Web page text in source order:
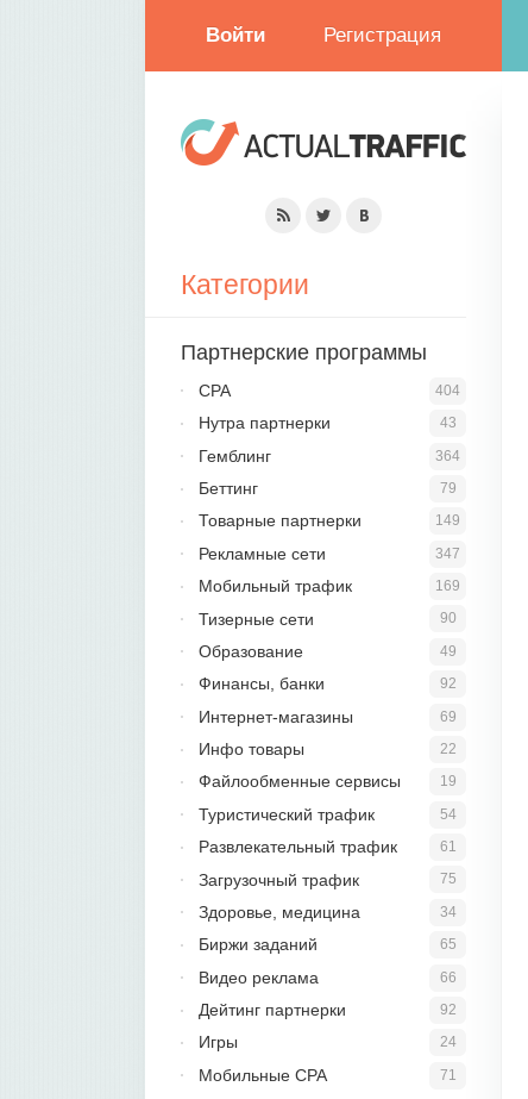
Войти Регистрация
Категории
Партнерские программы
404
CPA
43
Нутра партнерки
364
Гемблинг
79
Беттинг
149
Товарные партнерки
347
Рекламные сети
169
Мобильный трафик
90
Тизерные сети
49
Образование
92
Финансы, банки
69
Интернет-магазины
22
Инфо товары
19
Файлообменные сервисы
54
Туристический трафик
61
Развлекательный трафик
75
Загрузочный трафик
34
Здоровье, медицина
65
Биржи заданий
66
Видео реклама
92
Дейтинг партнерки
24
Игры
71
Мобильные CPA